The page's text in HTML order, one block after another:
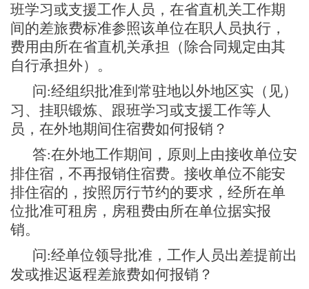
班学习或支援工作人员，在省直机关工作期
间的差旅费标准参照该单位在职人员执行，
费用由所在省直机关承担（除合同规定由其
自行承担外）。
问:经组织批准到常驻地以外地区实（见）
习、挂职锻炼、跟班学习或支援工作等人
员，在外地期间住宿费如何报销？
答:在外地工作期间，原则上由接收单位安
排住宿，不再报销住宿费。接收单位不能安
排住宿的，按照厉行节约的要求，经所在单
位批准可租房，房租费由所在单位据实报
销。
问:经单位领导批准，工作人员出差提前出
发或推迟返程差旅费如何报销？